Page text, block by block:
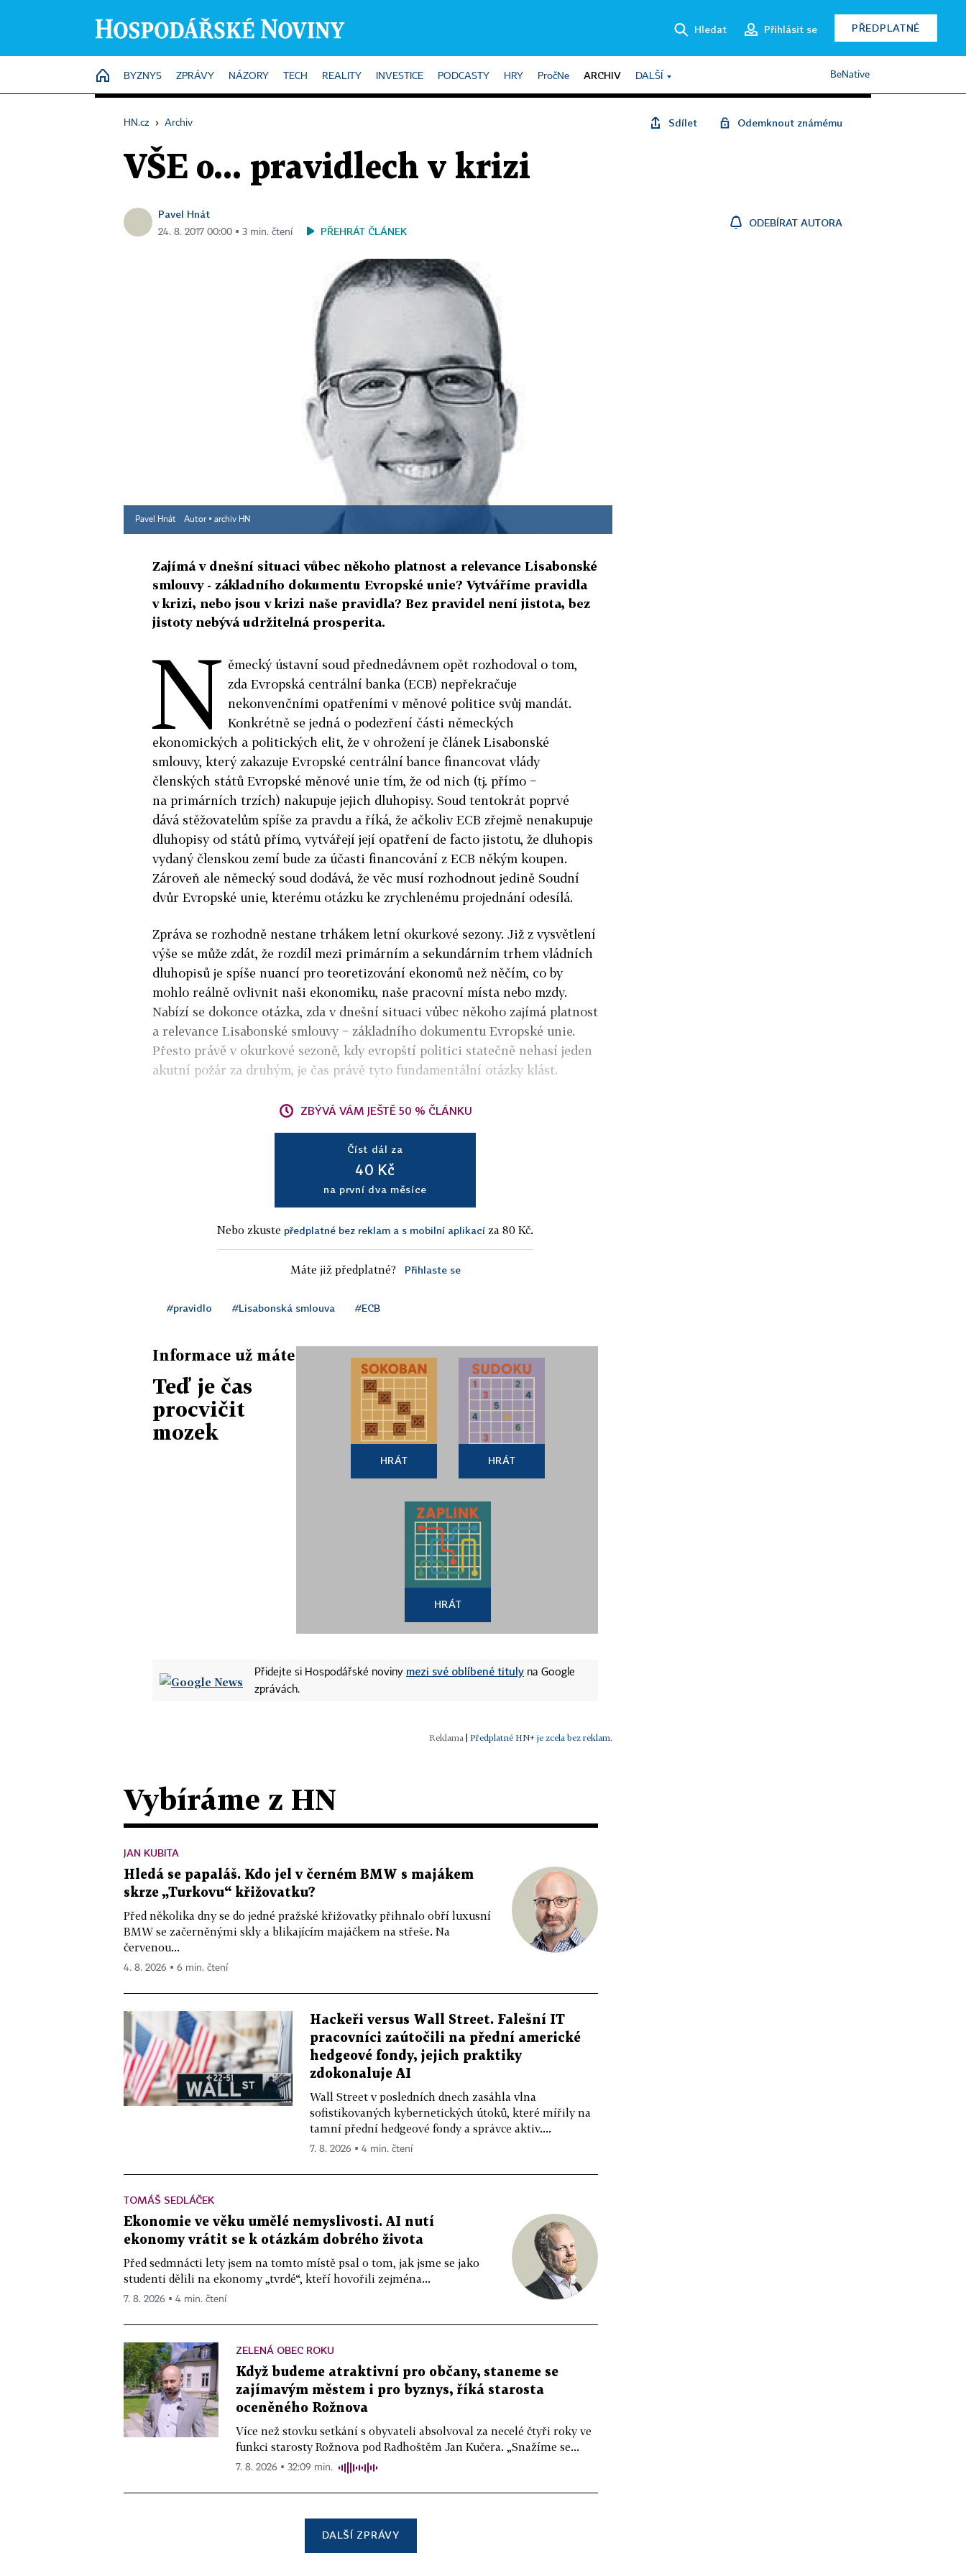
Hledat Přihlásit se PŘEDPLATNÉ
HOME
BYZNYS ZPRÁVY NÁZORY TECH REALITY INVESTICE PODCASTY HRY PročNe ARCHIV DALŠÍ BeNative
HN.cz › Archiv Sdílet Odemknout známému
VŠE o... pravidlech v krizi
Pavel Hnát
24. 8. 2017 00:00 ▪ 3 min. čtení PŘEHRÁT ČLÁNEK
ODEBÍRAT AUTORA
Pavel Hnát Autor ▪ archiv HN
Zajímá v dnešní situaci vůbec někoho platnost a relevance Lisabonské
smlouvy - základního dokumentu Evropské unie? Vytváříme pravidla
v krizi, nebo jsou v krizi naše pravidla? Bez pravidel není jistota, bez
jistoty nebývá udržitelná prosperita.
N ěmecký ústavní soud přednedávnem opět rozhodoval o tom,
zda Evropská centrální banka (ECB) nepřekračuje
nekonvenčními opatřeními v měnové politice svůj mandát.
Konkrétně se jedná o podezření části německých
ekonomických a politických elit, že v ohrožení je článek Lisabonské
smlouvy, který zakazuje Evropské centrální bance financovat vlády
členských států Evropské měnové unie tím, že od nich (tj. přímo −
na primárních trzích) nakupuje jejich dluhopisy. Soud tentokrát poprvé
dává stěžovatelům spíše za pravdu a říká, že ačkoliv ECB zřejmě nenakupuje
dluhopisy od států přímo, vytvářejí její opatření de facto jistotu, že dluhopis
vydaný členskou zemí bude za účasti financování z ECB někým koupen.
Zároveň ale německý soud dodává, že věc musí rozhodnout jedině Soudní
dvůr Evropské unie, kterému otázku ke zrychlenému projednání odesílá.
Zpráva se rozhodně nestane trhákem letní okurkové sezony. Již z vysvětlení
výše se může zdát, že rozdíl mezi primárním a sekundárním trhem vládních
dluhopisů je spíše nuancí pro teoretizování ekonomů než něčím, co by
mohlo reálně ovlivnit naši ekonomiku, naše pracovní místa nebo mzdy.
Nabízí se dokonce otázka, zda v dnešní situaci vůbec někoho zajímá platnost
a relevance Lisabonské smlouvy − základního dokumentu Evropské unie.
Přesto právě v okurkové sezoně, kdy evropští politici statečně nehasí jeden
akutní požár za druhým, je čas právě tyto fundamentální otázky klást.
ZBÝVÁ VÁM JEŠTĚ 50 % ČLÁNKU
Číst dál za
40 Kč
na první dva měsíce
Nebo zkuste předplatné bez reklam a s mobilní aplikací za 80 Kč.
Máte již předplatné? Přihlaste se
#pravidlo #Lisabonská smlouva #ECB
Informace už máte
Teď je čas
procvičit
mozek
HRÁT HRÁT
HRÁT
Přidejte si Hospodářské noviny mezi své oblíbené tituly na Google
zprávách.
| Předplatné HN+ je zcela bez reklam.
Vybíráme z HN
JAN KUBITA
Hledá se papaláš. Kdo jel v černém BMW s majákem
skrze „Turkovu“ křižovatku?
Před několika dny se do jedné pražské křižovatky přihnalo obří luxusní
BMW se začerněnými skly a blikajícím majáčkem na střeše. Na
červenou...
4. 8. 2026 ▪ 6 min. čtení
Hackeři versus Wall Street. Falešní IT
pracovníci zaútočili na přední americké
hedgeové fondy, jejich praktiky
zdokonaluje AI
Wall Street v posledních dnech zasáhla vlna
sofistikovaných kybernetických útoků, které mířily na
tamní přední hedgeové fondy a správce aktiv....
7. 8. 2026 ▪ 4 min. čtení
TOMÁŠ SEDLÁČEK
Ekonomie ve věku umělé nemyslivosti. AI nutí
ekonomy vrátit se k otázkám dobrého života
Před sedmnácti lety jsem na tomto místě psal o tom, jak jsme se jako
studenti dělili na ekonomy „tvrdé“, kteří hovořili zejména...
7. 8. 2026 ▪ 4 min. čtení
ZELENÁ OBEC ROKU
Když budeme atraktivní pro občany, staneme se
zajímavým městem i pro byznys, říká starosta
oceněného Rožnova
Více než stovku setkání s obyvateli absolvoval za necelé čtyři roky ve
funkci starosty Rožnova pod Radhoštěm Jan Kučera. „Snažíme se...
7. 8. 2026 ▪ 32:09 min.
DALŠÍ ZPRÁVY